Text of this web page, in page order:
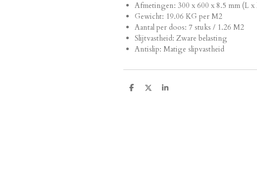
Afmetingen: 300 x 600 x 8.5 mm (L x
Gewicht: 19.06 KG per M2
Aantal per doos: 7 stuks / 1.26 M2
Slijtvastheid: Zware belasting
Antislip: Matige slipvastheid
D
D
S